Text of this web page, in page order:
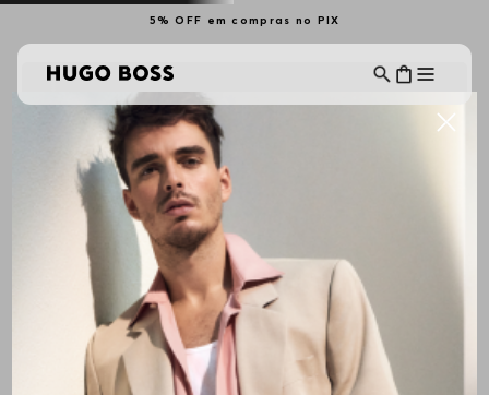
5% OFF em compras no PIX